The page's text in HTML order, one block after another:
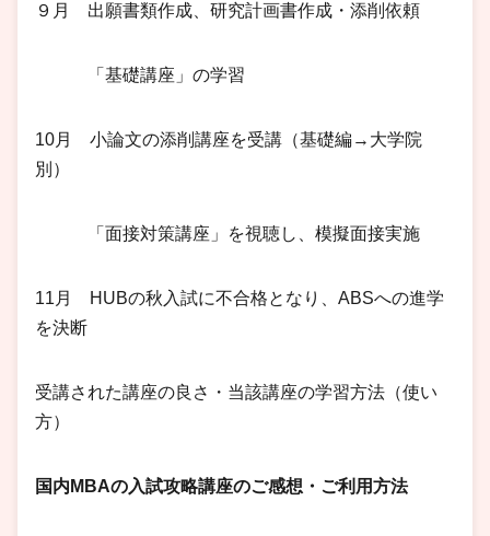
９月 出願書類作成、研究計画書作成・添削依頼
「基礎講座」の学習
10月 小論文の添削講座を受講（基礎編→大学院
別）
「面接対策講座」を視聴し、模擬面接実施
11月 HUBの秋入試に不合格となり、ABSへの進学
を決断
受講された講座の良さ・当該講座の学習方法（使い
方）
国内MBAの入試攻略講座のご感想・ご利用方法